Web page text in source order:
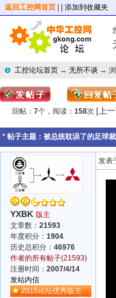
返回工控网首页 | 添加到收藏夹
工控论坛首页 → 无所不谈 → 浏
回帖： 7个，阅读： 158次 [上
* 帖子主题： 被总统耽误了的足球
YXBK 版主
文章数： 21593
年度积分： 1904
历史总积分： 46976
作者的所有帖子(21593)
注册时间： 2007/4/14
发站内信
2015论坛优秀版主
发表